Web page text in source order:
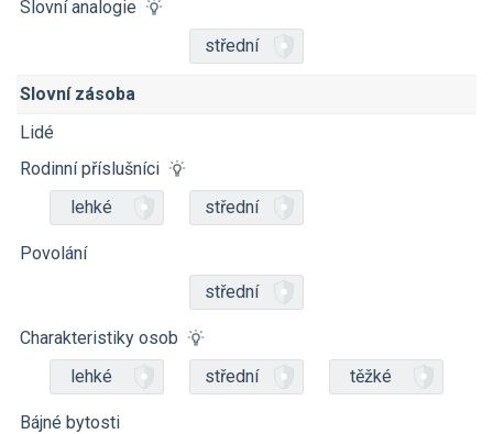
Slovní analogie
střední
Slovní zásoba
Lidé
Rodinní příslušníci
lehké
střední
Povolání
střední
Charakteristiky osob
lehké
střední těžké
Bájné bytosti